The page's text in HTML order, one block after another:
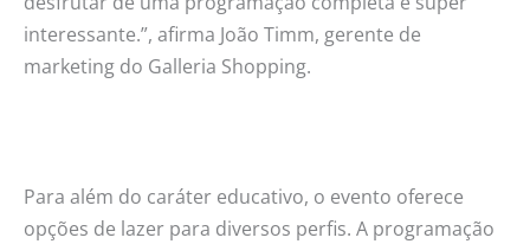
interessante.”, afirma João Timm, gerente de
marketing do Galleria Shopping.
Para além do caráter educativo, o evento oferece
opções de lazer para diversos perfis. A programação